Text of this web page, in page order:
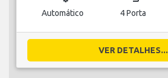
Automático 4 Porta
VER DETALHES...